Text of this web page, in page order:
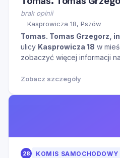
brak opinii
Kasprowicza 18, Pszów
Tomas. Tomas Grzegorz,
ulicy Kasprowicza 18 w
zobaczyć więcej informacji
Zobacz szczegóły
28 KOMIS SAMOCHODOWY